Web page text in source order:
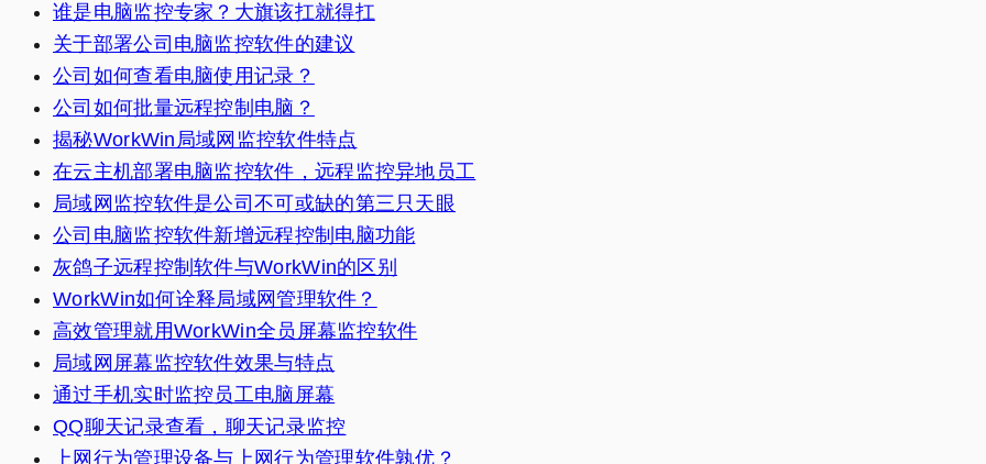
谁是电脑监控专家？大旗该扛就得扛
关于部署公司电脑监控软件的建议
公司如何查看电脑使用记录？
公司如何批量远程控制电脑？
揭秘WorkWin局域网监控软件特点
在云主机部署电脑监控软件，远程监控异地员工
局域网监控软件是公司不可或缺的第三只天眼
公司电脑监控软件新增远程控制电脑功能
灰鸽子远程控制软件与WorkWin的区别
WorkWin如何诠释局域网管理软件？
高效管理就用WorkWin全员屏幕监控软件
局域网屏幕监控软件效果与特点
通过手机实时监控员工电脑屏幕
QQ聊天记录查看，聊天记录监控
上网行为管理设备与上网行为管理软件孰优？